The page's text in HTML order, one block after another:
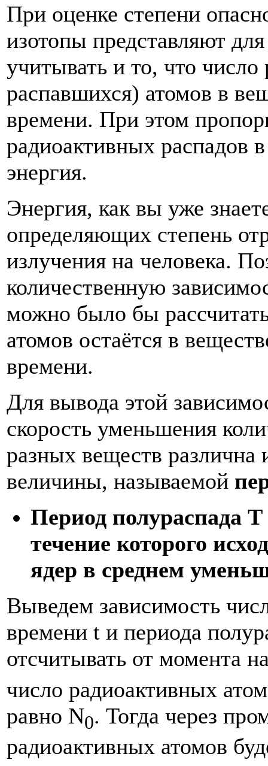
При оценке степени
изотопы представляют
учитывать и то, что
распавшихся) атомов в
времени. При этом
радиоактивных распадов
энергия.
Энергия, как вы уже
определяющих степень
излучения на человека.
количественную
можно было бы
атомов остаётся в
времени.
Для вывода этой
скорость уменьшения
разных веществ различна
величины, называемой
Период полураспада
течение которого
ядер в среднем
Выведем зависимость
времени t и периода
отсчитывать от момента
число радиоактивных
равно N0. Тогда через
радиоактивных атомов